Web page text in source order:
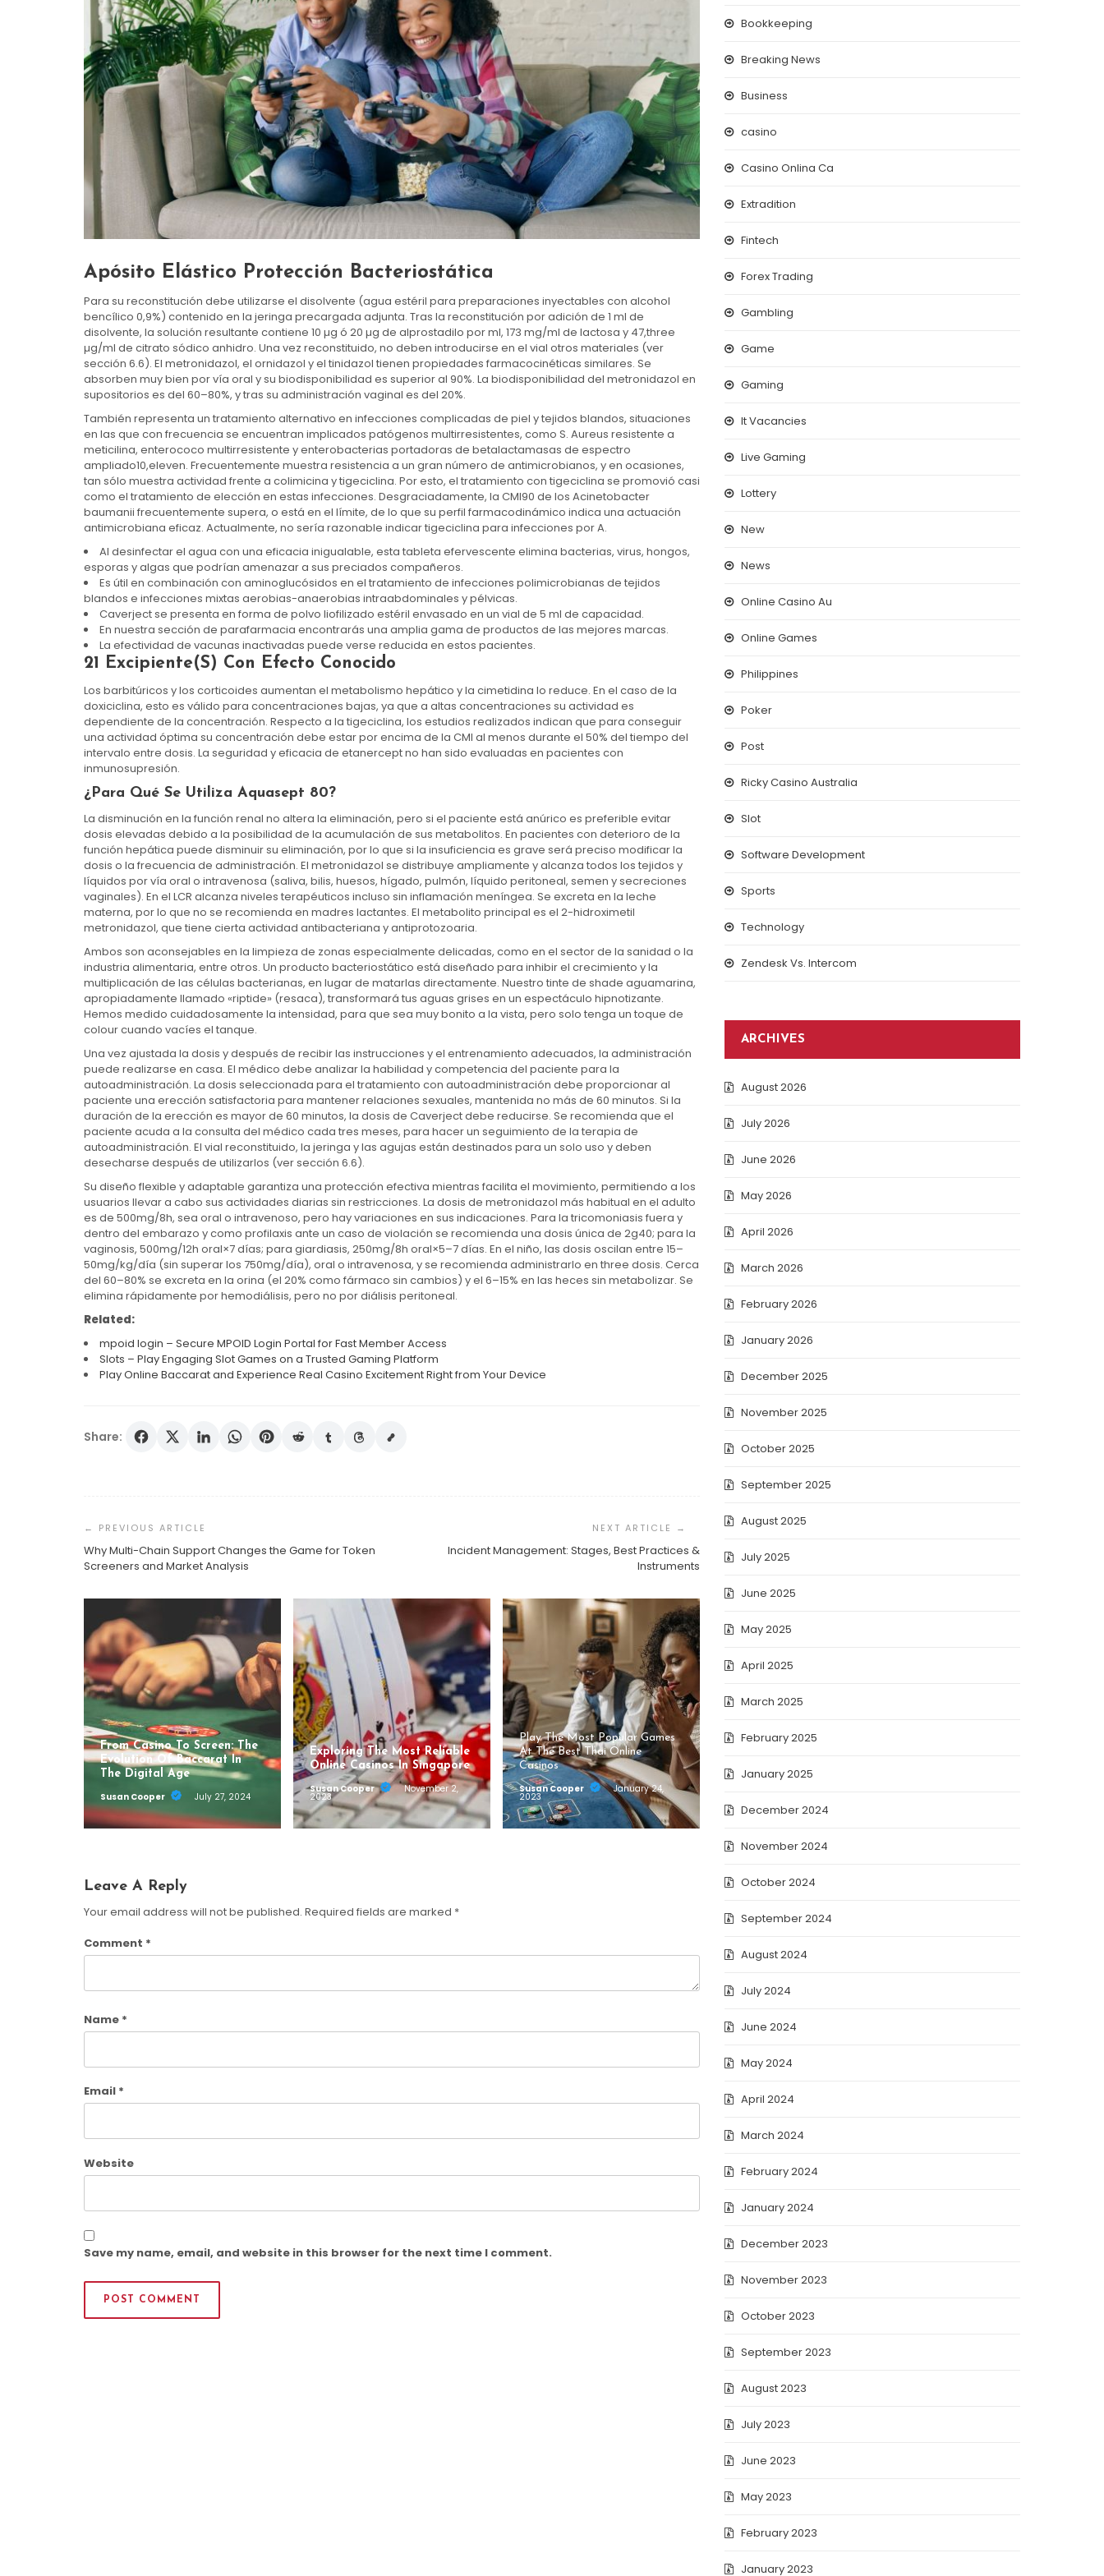
Apósito Elástico Protección Bacteriostática
Para su reconstitución debe utilizarse el disolvente (agua estéril para preparaciones inyectables con alcohol
bencílico 0,9%) contenido en la jeringa precargada adjunta. Tras la reconstitución por adición de 1 ml de
disolvente, la solución resultante contiene 10 µg ó 20 µg de alprostadilo por ml, 173 mg/ml de lactosa y 47,three
µg/ml de citrato sódico anhidro. Una vez reconstituido, no deben introducirse en el vial otros materiales (ver
sección 6.6). El metronidazol, el ornidazol y el tinidazol tienen propiedades farmacocinéticas similares. Se
absorben muy bien por vía oral y su biodisponibilidad es superior al 90%. La biodisponibilidad del metronidazol en
supositorios es del 60–80%, y tras su administración vaginal es del 20%.
También representa un tratamiento alternativo en infecciones complicadas de piel y tejidos blandos, situaciones
en las que con frecuencia se encuentran implicados patógenos multirresistentes, como S. Aureus resistente a
meticilina, enterococo multirresistente y enterobacterias portadoras de betalactamasas de espectro
ampliado10,eleven. Frecuentemente muestra resistencia a un gran número de antimicrobianos, y en ocasiones,
tan sólo muestra actividad frente a colimicina y tigeciclina. Por esto, el tratamiento con tigeciclina se promovió casi
como el tratamiento de elección en estas infecciones. Desgraciadamente, la CMI90 de los Acinetobacter
baumanii frecuentemente supera, o está en el límite, de lo que su perfil farmacodinámico indica una actuación
antimicrobiana eficaz. Actualmente, no sería razonable indicar tigeciclina para infecciones por A.
Al desinfectar el agua con una eficacia inigualable, esta tableta efervescente elimina bacterias, virus, hongos,
esporas y algas que podrían amenazar a sus preciados compañeros.
Es útil en combinación con aminoglucósidos en el tratamiento de infecciones polimicrobianas de tejidos
blandos e infecciones mixtas aerobias-anaerobias intraabdominales y pélvicas.
Caverject se presenta en forma de polvo liofilizado estéril envasado en un vial de 5 ml de capacidad.
En nuestra sección de parafarmacia encontrarás una amplia gama de productos de las mejores marcas.
La efectividad de vacunas inactivadas puede verse reducida en estos pacientes.
21 Excipiente(s) Con Efecto Conocido
Los barbitúricos y los corticoides aumentan el metabolismo hepático y la cimetidina lo reduce. En el caso de la
doxiciclina, esto es válido para concentraciones bajas, ya que a altas concentraciones su actividad es
dependiente de la concentración. Respecto a la tigeciclina, los estudios realizados indican que para conseguir
una actividad óptima su concentración debe estar por encima de la CMI al menos durante el 50% del tiempo del
intervalo entre dosis. La seguridad y eficacia de etanercept no han sido evaluadas en pacientes con
inmunosupresión.
¿para Qué Se Utiliza Aquasept 80?
La disminución en la función renal no altera la eliminación, pero si el paciente está anúrico es preferible evitar
dosis elevadas debido a la posibilidad de la acumulación de sus metabolitos. En pacientes con deterioro de la
función hepática puede disminuir su eliminación, por lo que si la insuficiencia es grave será preciso modificar la
dosis o la frecuencia de administración. El metronidazol se distribuye ampliamente y alcanza todos los tejidos y
líquidos por vía oral o intravenosa (saliva, bilis, huesos, hígado, pulmón, líquido peritoneal, semen y secreciones
vaginales). En el LCR alcanza niveles terapéuticos incluso sin inflamación meníngea. Se excreta en la leche
materna, por lo que no se recomienda en madres lactantes. El metabolito principal es el 2-hidroximetil
metronidazol, que tiene cierta actividad antibacteriana y antiprotozoaria.
Ambos son aconsejables en la limpieza de zonas especialmente delicadas, como en el sector de la sanidad o la
industria alimentaria, entre otros. Un producto bacteriostático está diseñado para inhibir el crecimiento y la
multiplicación de las células bacterianas, en lugar de matarlas directamente. Nuestro tinte de shade aguamarina,
apropiadamente llamado «riptide» (resaca), transformará tus aguas grises en un espectáculo hipnotizante.
Hemos medido cuidadosamente la intensidad, para que sea muy bonito a la vista, pero solo tenga un toque de
colour cuando vacíes el tanque.
Una vez ajustada la dosis y después de recibir las instrucciones y el entrenamiento adecuados, la administración
puede realizarse en casa. El médico debe analizar la habilidad y competencia del paciente para la
autoadministración. La dosis seleccionada para el tratamiento con autoadministración debe proporcionar al
paciente una erección satisfactoria para mantener relaciones sexuales, mantenida no más de 60 minutos. Si la
duración de la erección es mayor de 60 minutos, la dosis de Caverject debe reducirse. Se recomienda que el
paciente acuda a la consulta del médico cada tres meses, para hacer un seguimiento de la terapia de
autoadministración. El vial reconstituido, la jeringa y las agujas están destinados para un solo uso y deben
desecharse después de utilizarlos (ver sección 6.6).
Su diseño flexible y adaptable garantiza una protección efectiva mientras facilita el movimiento, permitiendo a los
usuarios llevar a cabo sus actividades diarias sin restricciones. La dosis de metronidazol más habitual en el adulto
es de 500mg/8h, sea oral o intravenoso, pero hay variaciones en sus indicaciones. Para la tricomoniasis fuera y
dentro del embarazo y como profilaxis ante un caso de violación se recomienda una dosis única de 2g40; para la
vaginosis, 500mg/12h oral×7 días; para giardiasis, 250mg/8h oral×5–7 días. En el niño, las dosis oscilan entre 15–
50mg/kg/día (sin superar los 750mg/día), oral o intravenosa, y se recomienda administrarlo en three dosis. Cerca
del 60–80% se excreta en la orina (el 20% como fármaco sin cambios) y el 6–15% en las heces sin metabolizar. Se
elimina rápidamente por hemodiálisis, pero no por diálisis peritoneal.
Related:
mpoid login – Secure MPOID Login Portal for Fast Member Access
Slots – Play Engaging Slot Games on a Trusted Gaming Platform
Play Online Baccarat and Experience Real Casino Excitement Right from Your Device
Share:
Navigation
Why Multi-Chain Support Changes the Game for Token
Screeners and Market Analysis
Incident Management: Stages, Best Practices &
Instruments
From Casino To Screen: The
Evolution Of Baccarat In
The Digital Age
Susan Cooper
July 27, 2024
Exploring The Most Reliable
Online Casinos In Singapore
Susan Cooper
November 2,
2023
Play The Most Popular Games
At The Best Thai Online
Casinos
Susan Cooper
January 24,
2023
Leave A Reply
Your email address will not be published. Required fields are marked *
Comment *
Name *
Email *
Website
Save my name, email, and website in this browser for the next time I comment.
Bookkeeping
Breaking News
Business
casino
Casino Onlina Ca
Extradition
Fintech
Forex Trading
Gambling
Game
Gaming
It Vacancies
Live Gaming
Lottery
New
News
Online Casino Au
Online Games
Philippines
Poker
Post
Ricky Casino Australia
Slot
Software Development
Sports
Technology
Zendesk Vs. Intercom
ARCHIVES
August 2026
July 2026
June 2026
May 2026
April 2026
March 2026
February 2026
January 2026
December 2025
November 2025
October 2025
September 2025
August 2025
July 2025
June 2025
May 2025
April 2025
March 2025
February 2025
January 2025
December 2024
November 2024
October 2024
September 2024
August 2024
July 2024
June 2024
May 2024
April 2024
March 2024
February 2024
January 2024
December 2023
November 2023
October 2023
September 2023
August 2023
July 2023
June 2023
May 2023
February 2023
January 2023